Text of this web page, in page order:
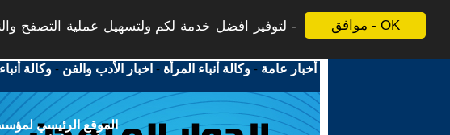
موافق - OK
لتوفير افضل خدمة لكم ولتسهيل عملية التصفح
أخبار عامة -وكالة أنباء المرأة - اخبار الأدب والفن -وكالة
الموقع الرئيسي